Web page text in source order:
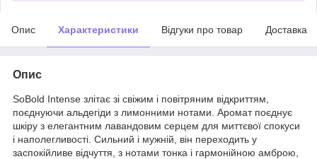
Опис Характеристики Відгуки про товар Доставка
Опис
SoBold Intense злітає зі свіжим і повітряним відкриттям,
поєднуючи альдегіди з лимонними нотами. Аромат поєднує
шкіру з елегантним лавандовим серцем для миттєвої спокуси
і наполегливості. Сильний і мужній, він переходить у
заспокійливе відчуття, з нотами тонка і гармонійною амброю,